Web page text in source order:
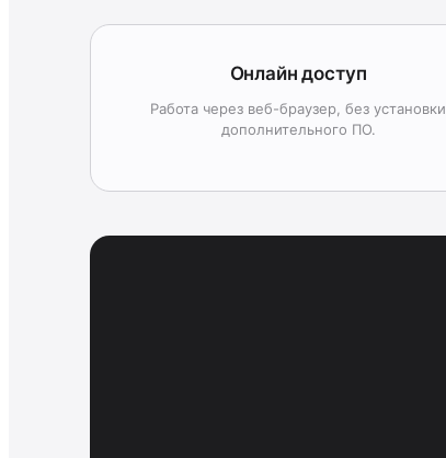
Онлайн доступ
Работа через веб-браузер, без установки
дополнительного ПО.